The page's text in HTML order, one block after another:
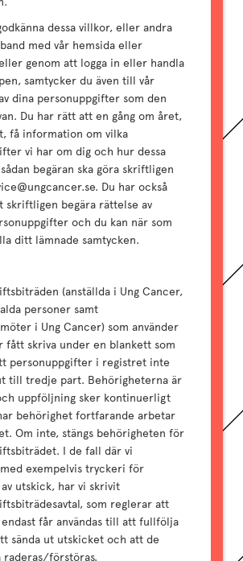
dessa villkor, eller andra
med vår hemsida eller
genom att logga in eller handla
samtycker du även till vår
dina personuppgifter som den
Du har rätt att en gång om året,
få information om vilka
vi har om dig och hur dessa
sådan begäran ska göra skriftligen
Du har också
begära rättelse av
och du kan när som
ditt lämnade samtycken.
(anställda i Ung Cancer,
personer samt
i Ung Cancer) som använder
fått skriva under en blankett som
personuppgifter i registret inte
till tredje part. Behörigheterna är
uppföljning sker kontinuerligt
behörighet fortfarande arbetar
Om inte, stängs behörigheten för
I de fall där vi
exempelvis tryckeri för
utskick, har vi skrivit
som reglerar att
får användas till att fullfölja
sända ut utskicket och att de
raderas/förstöras.